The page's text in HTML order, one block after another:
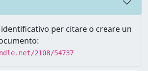
per citare o creare un
2108/54737